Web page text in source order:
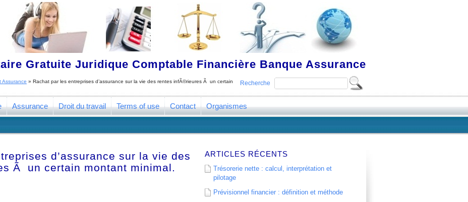
Gratuite Juridique Comptable Financière Banque Assurance
Recherche
Assurance » Rachat par les entreprises d’assurance sur la vie des rentes infÃ©rieures Ã un certain
Assurance Droit du travail Terms of use Contact Organismes
d’assurance sur la vie des
Ã un certain montant minimal.
ARTICLES RÉCENTS
Trésorerie nette : calcul, interprétation et
pilotage
Prévisionnel financier : définition et méthode